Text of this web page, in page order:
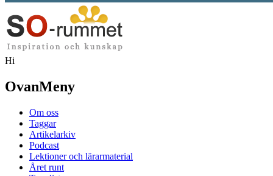
Hi
OvanMeny
Om oss
Taggar
Artikelarkiv
Podcast
Lektioner och lärarmaterial
Året runt